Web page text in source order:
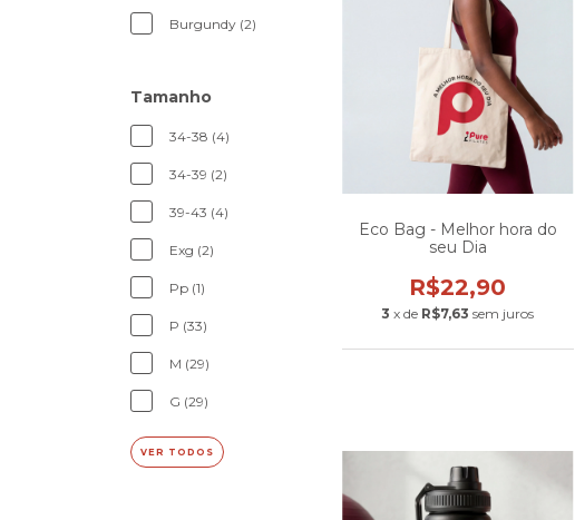
Burgundy (2)
Tamanho
34-38 (4)
34-39 (2)
39-43 (4)
Exg (2)
Pp (1)
P (33)
M (29)
G (29)
VER TODOS
Eco Bag - Melhor hora do
seu Dia
R$22,90
3 x de R$7,63 sem juros